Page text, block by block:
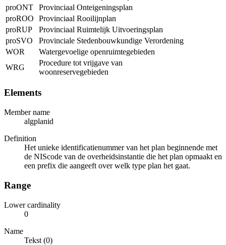
proONT
Provinciaal Onteigeningsplan
proROO
Provinciaal Rooilijnplan
proRUP
Provinciaal Ruimtelijk Uitvoeringsplan
proSVO
Provinciale Stedenbouwkundige Verordening
WOR
Watergevoelige openruimtegebieden
WRG
Procedure tot vrijgave van
woonreservegebieden
Elements
Member name
algplanid
Definition
Het unieke identificatienummer van het plan beginnende met
de NIScode van de overheidsinstantie die het plan opmaakt en
een prefix die aangeeft over welk type plan het gaat.
Range
Lower cardinality
0
Name
Tekst (0)